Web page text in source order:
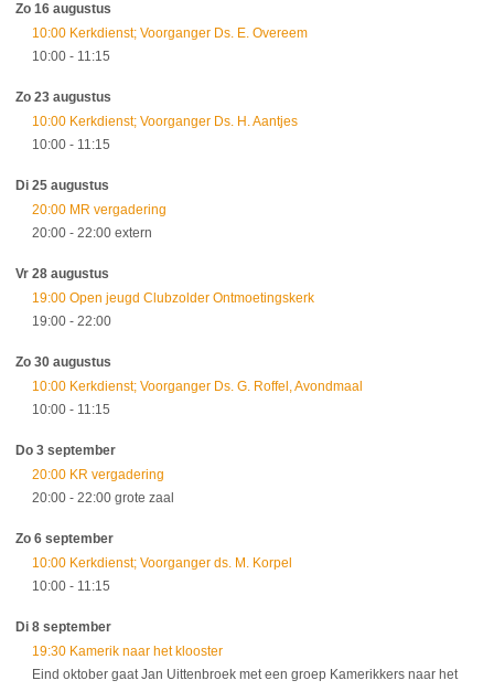
Zo 16 augustus
10:00 Kerkdienst; Voorganger Ds. E. Overeem
10:00 - 11:15
Zo 23 augustus
10:00 Kerkdienst; Voorganger Ds. H. Aantjes
10:00 - 11:15
Di 25 augustus
20:00 MR vergadering
20:00 - 22:00 extern
Vr 28 augustus
19:00 Open jeugd Clubzolder Ontmoetingskerk
19:00 - 22:00
Zo 30 augustus
10:00 Kerkdienst; Voorganger Ds. G. Roffel, Avondmaal
10:00 - 11:15
Do 3 september
20:00 KR vergadering
20:00 - 22:00 grote zaal
Zo 6 september
10:00 Kerkdienst; Voorganger ds. M. Korpel
10:00 - 11:15
Di 8 september
19:30 Kamerik naar het klooster
Eind oktober gaat Jan Uittenbroek met een groep Kamerikkers naar het